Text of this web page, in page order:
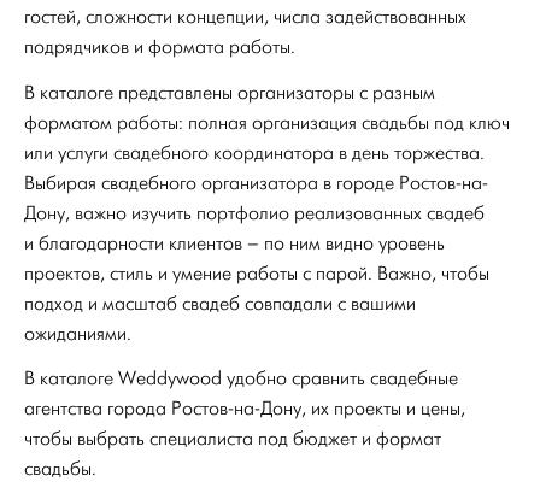
гостей, сложности концепции, числа задействованных
подрядчиков и формата работы.
В каталоге представлены организаторы с разным
форматом работы: полная организация свадьбы под ключ
или услуги свадебного координатора в день торжества.
Выбирая свадебного организатора в городе Ростов-на-
Дону, важно изучить портфолио реализованных свадеб
и благодарности клиентов – по ним видно уровень
проектов, стиль и умение работы с парой. Важно, чтобы
подход и масштаб свадеб совпадали с вашими
ожиданиями.
В каталоге Weddywood удобно сравнить свадебные
агентства города Ростов-на-Дону, их проекты и цены,
чтобы выбрать специалиста под бюджет и формат
свадьбы.